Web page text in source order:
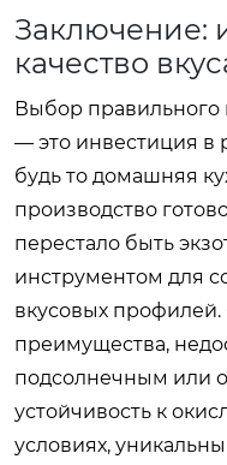
Заключение:
качество
Выбор правильного
— это инвестиция в
будь то домашняя
производство
перестало быть
инструментом для
вкусовых
преимущества,
подсолнечным или
устойчивость к
условиях,